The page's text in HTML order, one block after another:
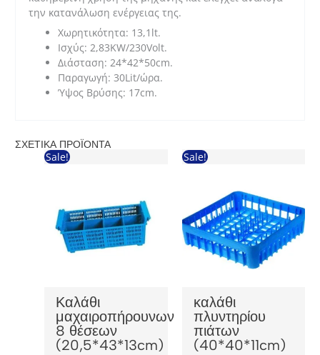
την κατανάλωση ενέργειας της.
Χωρητικότητα: 13,1lt.
Ισχύς: 2,83KW/230Volt.
Διάσταση: 24*42*50cm.
Παραγωγή: 30Lit/ώρα.
Ύψος Βρύσης: 17cm.
ΣΧΕΤΙΚΆ ΠΡΟΪΌΝΤΑ
Sale!
Καλάθι
μαχαιροπήρουνων
8 θέσεων
(20,5*43*13cm)
Sale!
καλάθι
πλυντηρίου
πιάτων
(40*40*11cm)